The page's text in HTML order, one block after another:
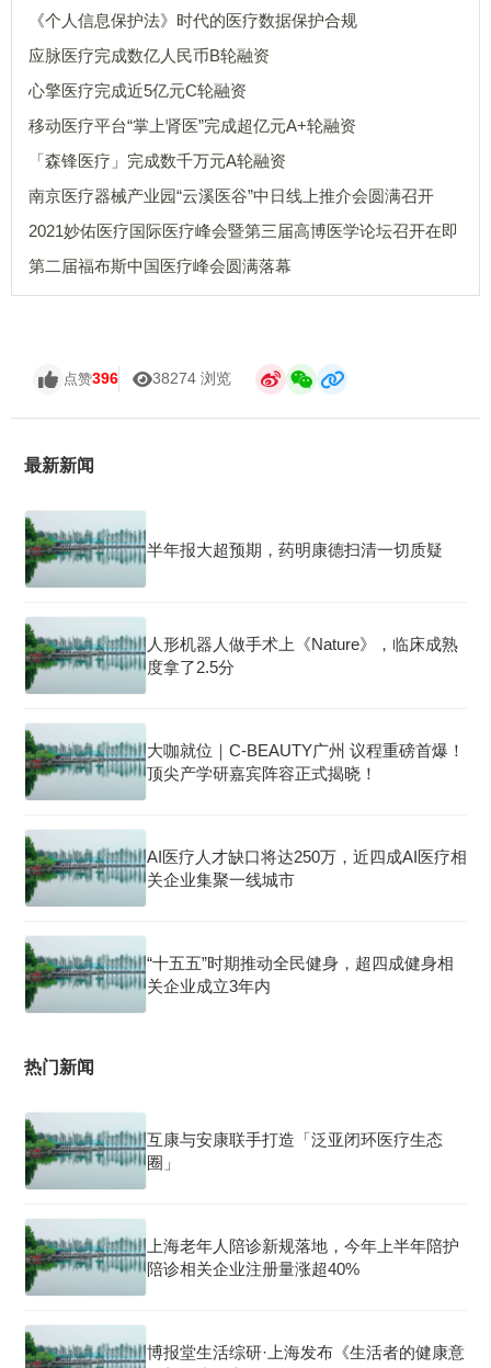
《个人信息保护法》时代的医疗数据保护合规
应脉医疗完成数亿人民币B轮融资
心擎医疗完成近5亿元C轮融资
移动医疗平台“掌上肾医”完成超亿元A+轮融资
「森锋医疗」完成数千万元A轮融资
南京医疗器械产业园“云溪医谷”中日线上推介会圆满召开
2021妙佑医疗国际医疗峰会暨第三届高博医学论坛召开在即
第二届福布斯中国医疗峰会圆满落幕
点赞396 38274 浏览
最新新闻
半年报大超预期，药明康德扫清一切质疑
人形机器人做手术上《Nature》，临床成熟
度拿了2.5分
大咖就位｜C-BEAUTY广州 议程重磅首爆！
顶尖产学研嘉宾阵容正式揭晓！
AI医疗人才缺口将达250万，近四成AI医疗相
关企业集聚一线城市
“十五五”时期推动全民健身，超四成健身相
关企业成立3年内
热门新闻
互康与安康联手打造「泛亚闭环医疗生态
圈」
上海老年人陪诊新规落地，今年上半年陪护
陪诊相关企业注册量涨超40%
博报堂生活综研·上海发布《生活者的健康意